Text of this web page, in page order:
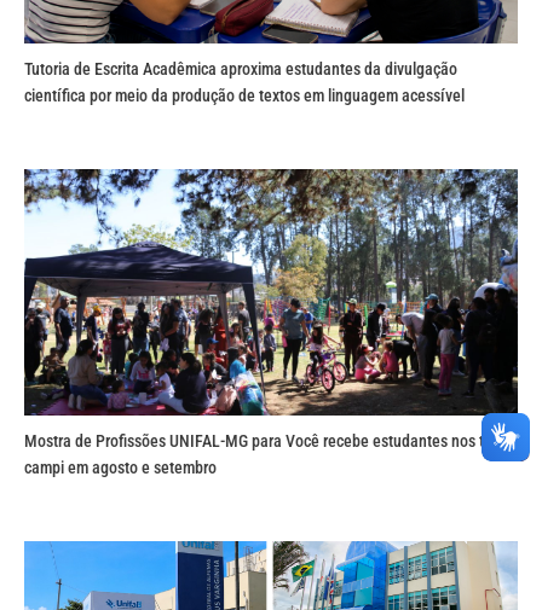
Tutoria de Escrita Acadêmica aproxima estudantes da divulgação
científica por meio da produção de textos em linguagem acessível
Mostra de Profissões UNIFAL-MG para Você recebe estudantes nos três
campi em agosto e setembro